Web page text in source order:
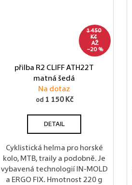
1 450
Kč
AŽ
–20 %
přilba R2 CLIFF ATH22T
matná šedá
Na dotaz
od1 150 Kč
DETAIL
Cyklistická helma pro horské
kolo, MTB, traily a podobně. Je
vybavená technologií IN-MOLD
a ERGO FIX. Hmotnost 220 g